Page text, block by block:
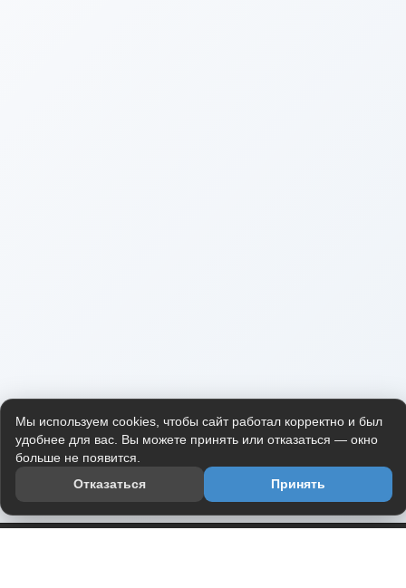
Мы используем cookies, чтобы сайт работал корректно и был
удобнее для вас. Вы можете принять или отказаться — окно
больше не появится.
Отказаться
Принять